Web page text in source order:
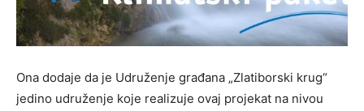
Ona dodaje da je Udruženje građana „Zlatiborski krug“
jedino udruženje koje realizuje ovaj projekat na nivou